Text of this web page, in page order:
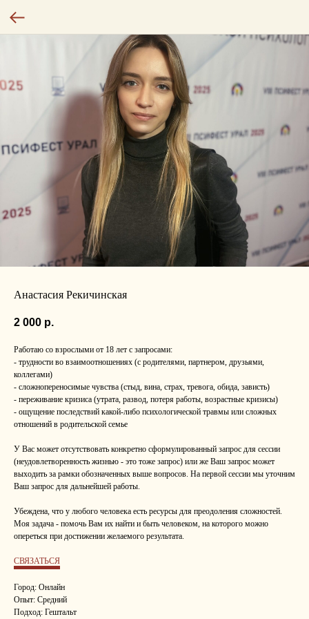
Анастасия Рекичинская
2 000 р.
Работаю со взрослыми от 18 лет с запросами:
- трудности во взаимоотношениях (с родителями, партнером, друзьями,
коллегами)
- сложнопереносимые чувства (стыд, вина, страх, тревога, обида, зависть)
- переживание кризиса (утрата, развод, потеря работы, возрастные кризисы)
- ощущение последствий какой-либо психологической травмы или сложных
отношений в родительской семье
У Вас может отсутствовать конкретно сформулированный запрос для сессии
(неудовлетворенность жизнью - это тоже запрос) или же Ваш запрос может
выходить за рамки обозначенных выше вопросов. На первой сессии мы уточним
Ваш запрос для дальнейшей работы.
Убеждена, что у любого человека есть ресурсы для преодоления сложностей.
Моя задача - помочь Вам их найти и быть человеком, на которого можно
опереться при достижении желаемого результата.
СВЯЗАТЬСЯ
Город: Онлайн
Опыт: Средний
Подход: Гештальт